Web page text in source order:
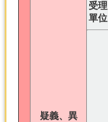
疑義、異
受理
單位